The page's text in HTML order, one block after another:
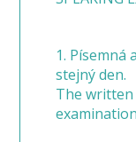
1. Písemná
stejný den.
The